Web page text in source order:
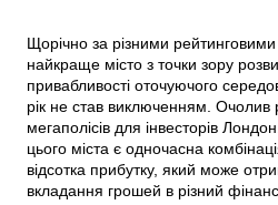
Щорічно за різними
найкраще місто з точки зору
привабливості оточуючого
рік не став виключенням. Очолив
мегаполісів для інвесторів
цього міста є одночасна
відсотка прибутку, який може
вкладання грошей в різний